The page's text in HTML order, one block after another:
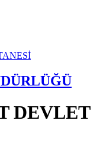
DEVLET